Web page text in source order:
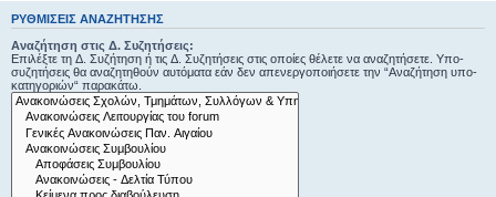
ΡΥΘΜΊΣΕΙΣ ΑΝΑΖΉΤΗΣΗΣ
Αναζήτηση στις Δ. Συζητήσεις:
Επιλέξτε τη Δ. Συζήτηση ή τις Δ. Συζητήσεις στις οποίες θέλετε να αναζητήσετε. Υπο-
συζητήσεις θα αναζητηθούν αυτόματα εάν δεν απενεργοποιήσετε την “Αναζήτηση υπο-
κατηγοριών“ παρακάτω.